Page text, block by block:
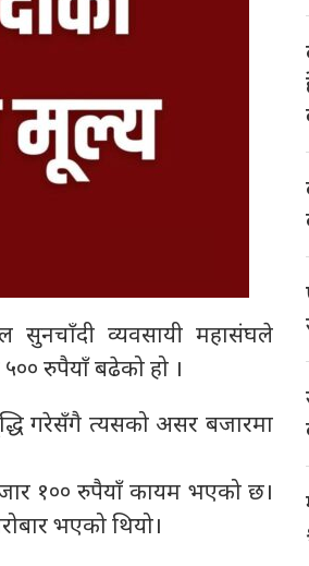
सुनचाँदी व्यवसायी महासंघले
रुपैयाँ बढेको हो ।
गरेसँगै त्यसको असर बजारमा
१०० रुपैयाँ कायम भएको छ।
भएको थियो।